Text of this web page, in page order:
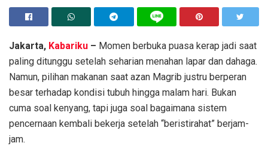
Jakarta, Kabariku – Momen berbuka puasa kerap jadi saat
paling ditunggu setelah seharian menahan lapar dan dahaga.
Namun, pilihan makanan saat azan Magrib justru berperan
besar terhadap kondisi tubuh hingga malam hari. Bukan
cuma soal kenyang, tapi juga soal bagaimana sistem
pencernaan kembali bekerja setelah “beristirahat” berjam-
jam.